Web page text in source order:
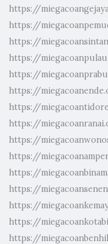
https://
https://
https://
https://
https://
https://
https://
https://
https://
https://
https://
https://
https://
https://
https://